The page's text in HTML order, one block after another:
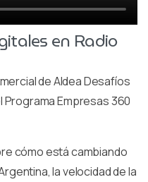
en Radio
de Aldea Desafíos
Empresas 360
cómo está cambiando
la velocidad de la